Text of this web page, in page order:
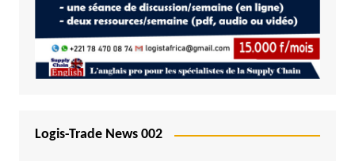
Logis-Trade News 002